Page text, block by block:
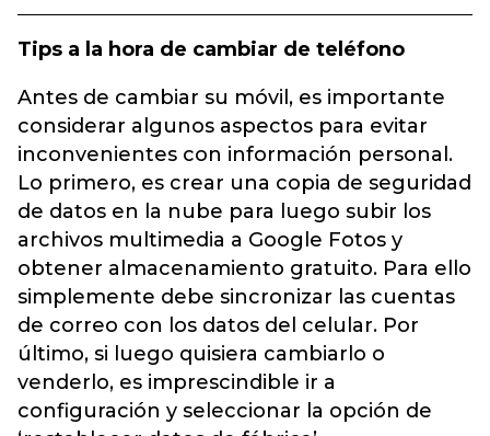
Tips a la hora de cambiar de teléfono
Antes de cambiar su móvil, es importante
considerar algunos aspectos para evitar
inconvenientes con información personal.
Lo primero, es crear una copia de seguridad
de datos en la nube para luego subir los
archivos multimedia a Google Fotos y
obtener almacenamiento gratuito. Para ello
simplemente debe sincronizar las cuentas
de correo con los datos del celular. Por
último, si luego quisiera cambiarlo o
venderlo, es imprescindible ir a
configuración y seleccionar la opción de